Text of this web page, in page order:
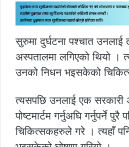
सुरुमा दुर्घटना पश्चात उनलाई
अस्पतालमा लगिएको थियो ।
उनको निधन भइसकेको
त्यसपछि उनलाई एक सरकारी
पोष्टमार्टम गर्नुअघि गर्नुपर्ने पुरै
चिकित्सकहरुले गरे । त्यहाँ